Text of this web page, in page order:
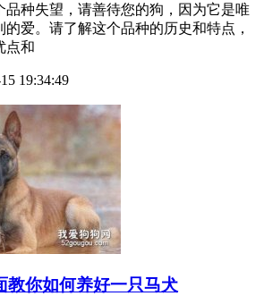
品种失望，请善待您的狗，因为它是唯
爱。请了解这个品种的历史和特点，
点和
15 19:34:49
教你如何养好一只马犬